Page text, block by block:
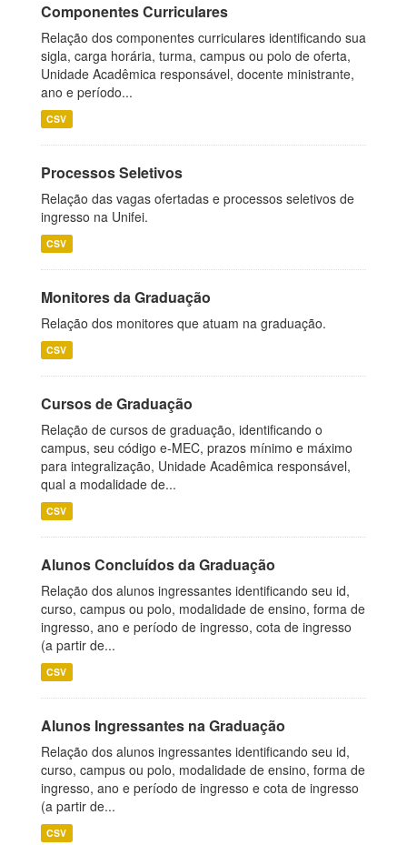
Componentes Curriculares
Relação dos componentes curriculares identificando sua
sigla, carga horária, turma, campus ou polo de oferta,
Unidade Acadêmica responsável, docente ministrante,
ano e período...
CSV
Processos Seletivos
Relação das vagas ofertadas e processos seletivos de
ingresso na Unifei.
CSV
Monitores da Graduação
Relação dos monitores que atuam na graduação.
CSV
Cursos de Graduação
Relação de cursos de graduação, identificando o
campus, seu código e-MEC, prazos mínimo e máximo
para integralização, Unidade Acadêmica responsável,
qual a modalidade de...
CSV
Alunos Concluídos da Graduação
Relação dos alunos ingressantes identificando seu id,
curso, campus ou polo, modalidade de ensino, forma de
ingresso, ano e período de ingresso, cota de ingresso
(a partir de...
CSV
Alunos Ingressantes na Graduação
Relação dos alunos ingressantes identificando seu id,
curso, campus ou polo, modalidade de ensino, forma de
ingresso, ano e período de ingresso e cota de ingresso
(a partir de...
CSV